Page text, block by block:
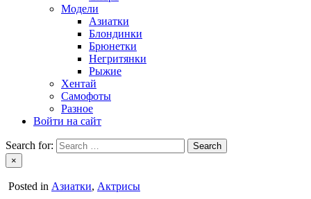
Модели
Азиатки
Блондинки
Брюнетки
Негритянки
Рыжие
Хентай
Самофоты
Разное
Войти на сайт
Search for:
×
Posted in Азиатки, Актрисы